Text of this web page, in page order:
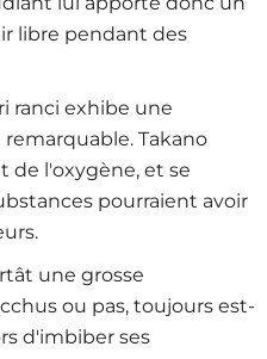
libre pendant des
ranci exhibe une
Takano
de l'oxygène, et se
pourraient avoir
une grosse
ou pas, toujours est-
d'imbiber ses